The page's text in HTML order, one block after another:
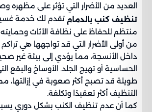
العديد من الأضرار التي تؤثر على مظهره
تنظيف كنب بالدمام تقدم لك خدمة
منتظم للحفاظ على نظافة الأثاث
من أولى الأضرار التي قد تواجهها هي تراكم
داخل الأنسجة، مما يؤدي إلى بيئة غير
الحساسية أو تهيج الجلد. الأوساخ والبقع
طويلة قد تصبح أكثر صعوبة في إزالتها،
التنظيف أكثر تعقيدًا وتكلفة.
كما أن عدم تنظيف الكنب بشكل دوري